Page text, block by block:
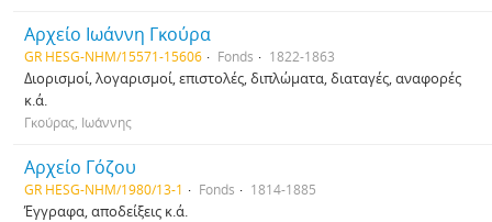
Αρχείο Ιωάννη Γκούρα
GR HESG-NHM/15571-15606 Fonds 1822-1863
Διορισμοί, λογαρισμοί, επιστολές, διπλώματα, διαταγές, αναφορές
κ.ά.
Γκούρας, Ιωάννης
Αρχείο Γόζου
GR HESG-NHM/1980/13-1 Fonds 1814-1885
Έγγραφα, αποδείξεις κ.ά.